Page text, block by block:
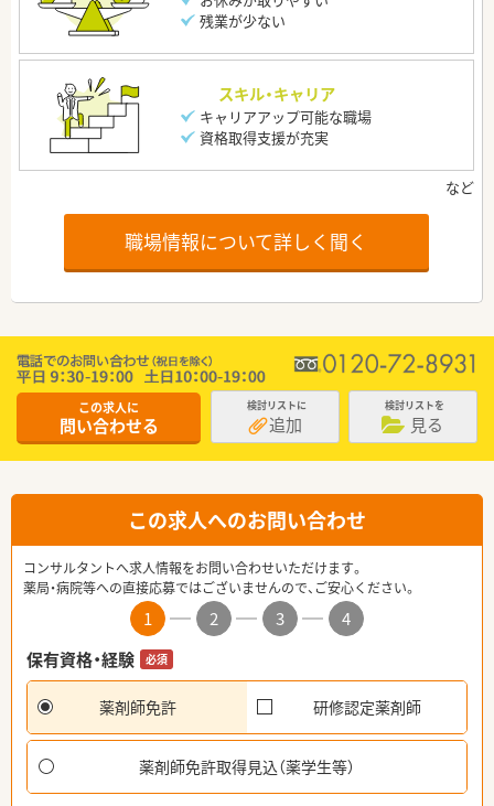
残業が少ない
スキル・キャリア
キャリアアップ可能な職場
資格取得支援が充実
職場情報について詳しく聞く
この求人に
問い合わせる
検討リストに
追加
検討リストを
見る
この求人へのお問い合わせ
コンサルタントへ求人情報をお問い合わせいただけます。
薬局・病院等への直接応募ではございませんので、ご安心ください。
1 2 3
4
保有資格・経験
必須
薬剤師免許 研修認定薬剤師
薬剤師免許取得見込（薬学生等）